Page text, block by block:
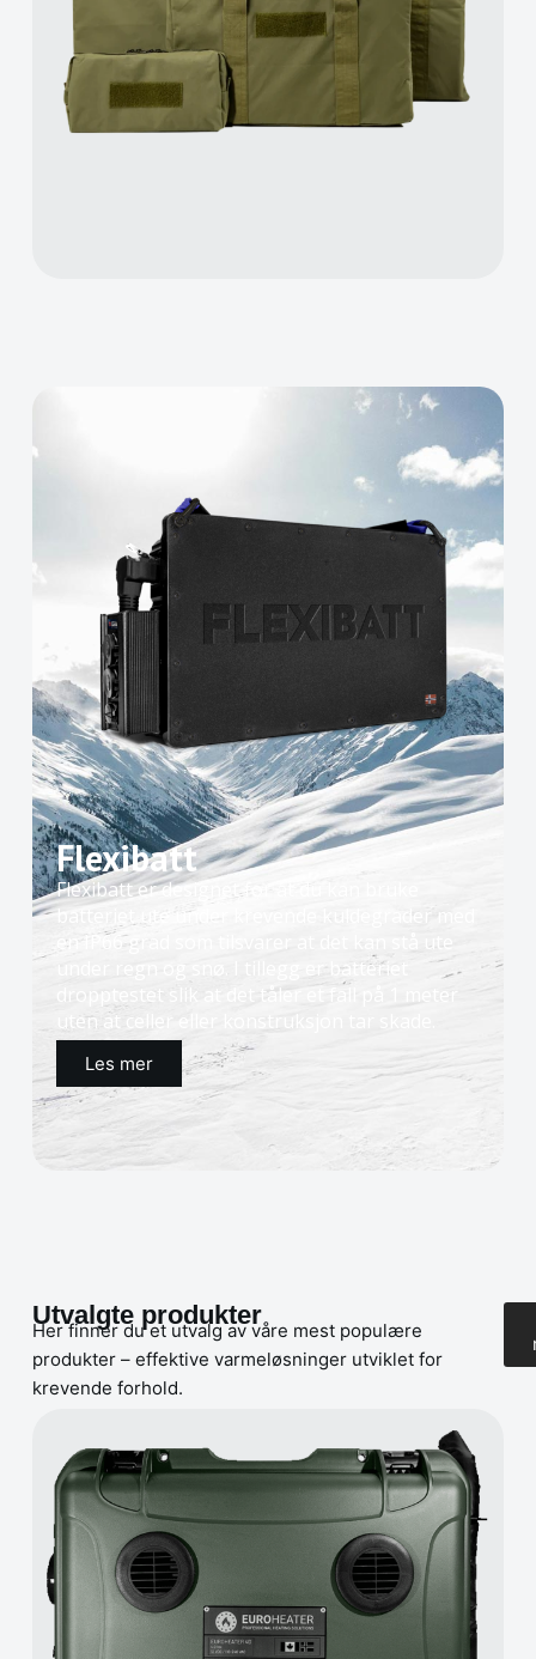
Flexibatt
Flexibatt er designet for at du kan bruke
batteriet ute under krevende kuldegrader med
en IP66 grad som tilsvarer at det kan stå ute
under regn og snø. I tillegg er batteriet
dropptestet slik at det tåler et fall på 1 meter
uten at celler eller konstruksjon tar skade.
Les mer
Utvalgte produkter
Her finner du et utvalg av våre mest populære
produkter – effektive varmeløsninger utviklet for
krevende forhold.